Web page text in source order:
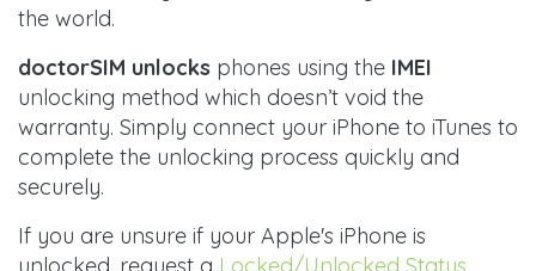
the world.
doctorSIM unlocks phones using the IMEI
unlocking method which doesn’t void the
warranty. Simply connect your iPhone to iTunes to
complete the unlocking process quickly and
securely.
If you are unsure if your Apple's iPhone is